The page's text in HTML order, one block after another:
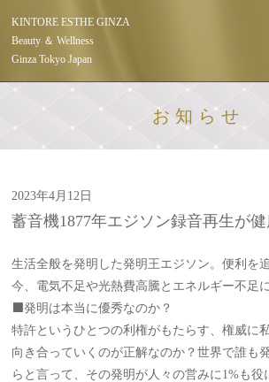
KINTORE ESTHE GINZA
Beauty ＆ Wellness
Ginza Tokyo Japan
お知らせ
2023年4月12日
蓄音機1877年エジソン録音再生が
生活全般を発明した発明王エジソン。便利を
今、電気不足や光熱費高騰とエネルギー不足
⬛️発明は本当に優秀なのか？
特許というひとつの利権がもたらす、権威に
向き合っていくのが正解なのか？世界で誰も
らと言って、その発明が人々の営みに1%も役